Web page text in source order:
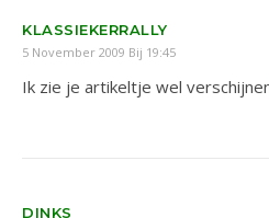
KLASSIEKERRALLY
5 November 2009 Bij 19:45
Ik zie je artikeltje wel
DINKS